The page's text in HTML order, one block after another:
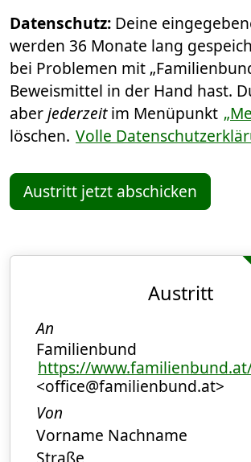
Datenschutz: Deine
werden 36 Monate lang
bei Problemen mit
Beweismittel in der Hand hast.
aberjederzeitim Menüpunkt
löschen. Volle
Austritt jetzt abschicken
Austritt
An
Familienbund
https://
<office@familienbund.at>
Von
Vorname Nachname